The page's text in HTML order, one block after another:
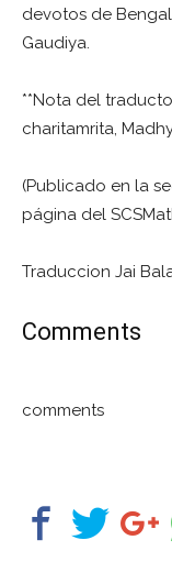
devotos de
Gaudiya.
**Nota del
charitamrita,
(Publicado en la
página del
Traduccion Jai
Comments
comments